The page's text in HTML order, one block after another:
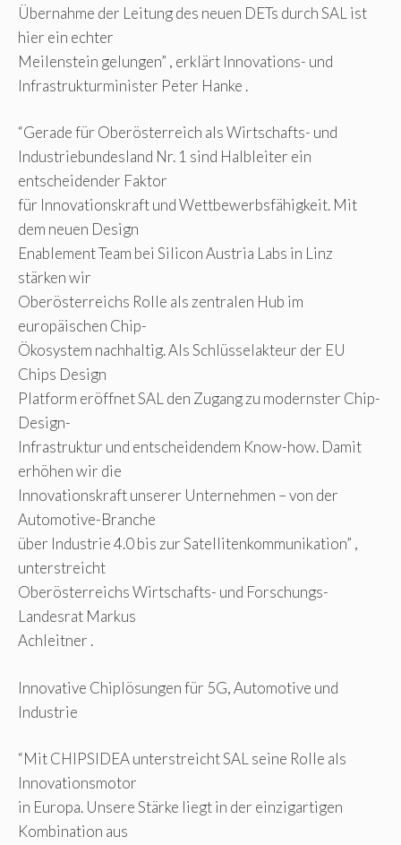
Übernahme der Leitung des neuen DETs durch SAL ist
hier ein echter
Meilenstein gelungen” , erklärt Innovations- und
Infrastrukturminister Peter Hanke .
“Gerade für Oberösterreich als Wirtschafts- und
Industriebundesland Nr. 1 sind Halbleiter ein
entscheidender Faktor
für Innovationskraft und Wettbewerbsfähigkeit. Mit
dem neuen Design
Enablement Team bei Silicon Austria Labs in Linz
stärken wir
Oberösterreichs Rolle als zentralen Hub im
europäischen Chip-
Ökosystem nachhaltig. Als Schlüsselakteur der EU
Chips Design
Platform eröffnet SAL den Zugang zu modernster Chip-
Design-
Infrastruktur und entscheidendem Know-how. Damit
erhöhen wir die
Innovationskraft unserer Unternehmen – von der
Automotive-Branche
über Industrie 4.0 bis zur Satellitenkommunikation” ,
unterstreicht
Oberösterreichs Wirtschafts- und Forschungs-
Landesrat Markus
Achleitner .
Innovative Chiplösungen für 5G, Automotive und
Industrie
“Mit CHIPSIDEA unterstreicht SAL seine Rolle als
Innovationsmotor
in Europa. Unsere Stärke liegt in der einzigartigen
Kombination aus